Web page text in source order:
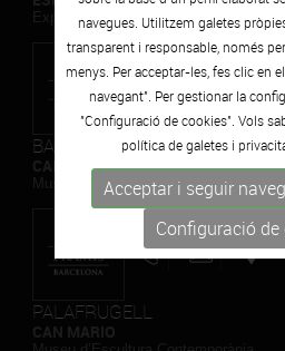
Exposicions Temporals d'Art
BARCELONA
CAN FRAMIS
Museu de Pintura Contemporània
PALAFRUGELL
navegues. Utilitzem galetes
transparent i responsable, només
menys. Per acceptar-les, fes clic en
navegant". Per gestionar la
"Configuració de cookies". Vols
política de galetes i
Acceptar i seguir
Configuració de